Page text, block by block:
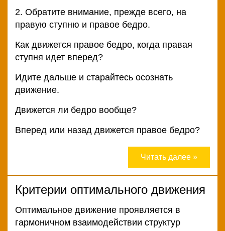
2. Обратите внимание, прежде всего, на
правую ступню и правое бедро.
Как движется правое бедро, когда правая
ступня идет вперед?
Идите дальше и старайтесь осознать
движение.
Движется ли бедро вообще?
Вперед или назад движется правое бедро?
Читать далее »
Критерии оптимального движения
Оптимальное движение проявляется в
гармоничном взаимодействии структур